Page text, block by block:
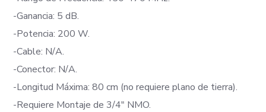
-Ganancia: 5 dB.
-Potencia: 200 W.
-Cable: N/A.
-Conector: N/A.
-Longitud Máxima: 80 cm (no requiere plano de tierra).
-Requiere Montaje de 3/4" NMO.